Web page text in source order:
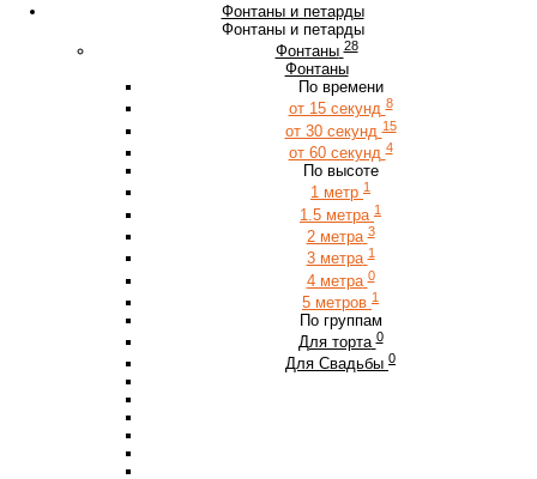
Фонтаны и петарды
Фонтаны и петарды
Фонтаны 28
Фонтаны
По времени
от 15 секунд 8
от 30 секунд 15
от 60 секунд 4
По высоте
1 метр 1
1.5 метра 1
2 метра 3
3 метра 1
4 метра 0
5 метров 1
По группам
Для торта 0
Для Свадьбы 0